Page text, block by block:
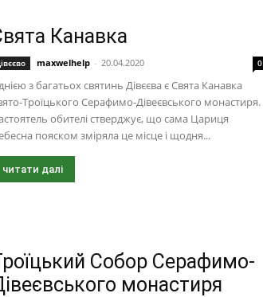
Канавка
maxwelhelp - 20.04.2020 0
з багатьох святинь Дівєєва є Свята Канавка
Троїцького Серафимо-Дівеєвського монастиря.
обителі стверджує, що сама Цариця
пояском зміряла це місце і щодня...
читати далі
Собор Серафимо-
монастиря